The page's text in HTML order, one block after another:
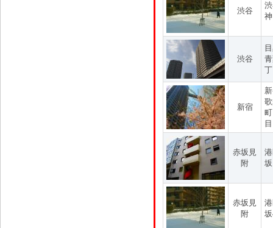
渋谷
渋谷
新宿
目
赤坂見
附
赤坂見
附